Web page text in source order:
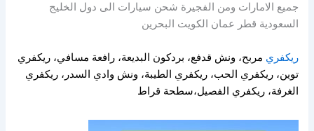
جميع الامارات ومن الفجيرة شحن سيارات الى دول الخليج
السعودية قطر عمان الكويت البحرين
ريكفري مربح، ونش قدفع، بردكون البديعة، رافعة مسافي، ريكفري
توين، ريكفري الحب، ريكفري الطيبة، ونش وادي السدر، ريكفري
الغرفة، ريكفري الفصيل،سطحة قراط